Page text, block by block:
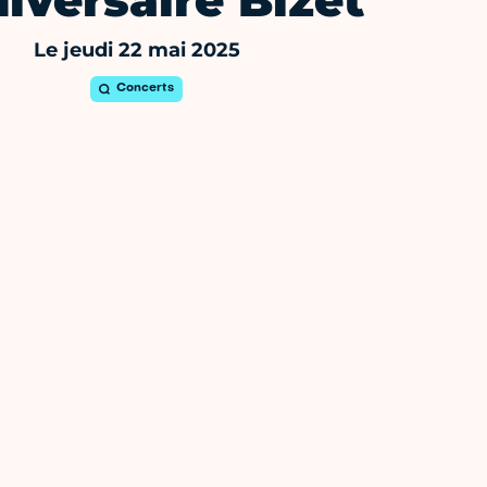
Le jeudi 22 mai 2025
Concerts